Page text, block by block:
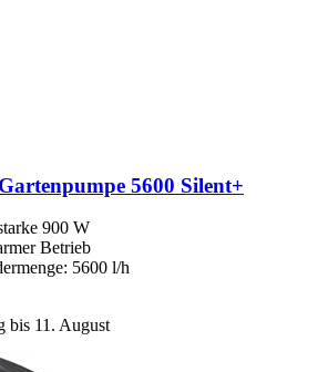
Gartenpumpe 5600 Silent+
900 W
Betrieb
5600 l/h
bis 11. August